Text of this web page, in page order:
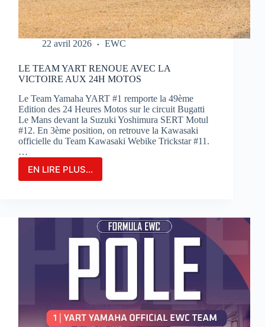
22 avril 2026 EWC
LE TEAM YART RENOUE AVEC LA
VICTOIRE AUX 24H MOTOS
Le Team Yamaha YART #1 remporte la 49ème
Edition des 24 Heures Motos sur le circuit Bugatti
Le Mans devant la Suzuki Yoshimura SERT Motul
#12. En 3ème position, on retrouve la Kawasaki
officielle du Team Kawasaki Webike Trickstar #11.
…
EN LIRE PLUS...
LE
AVEC
VICTOIRE
MOTOS